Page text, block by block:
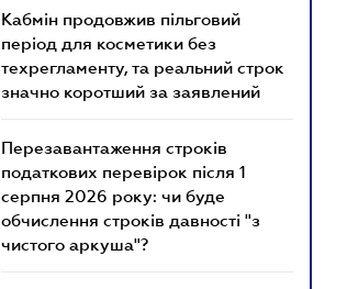
Кабмін продовжив пільговий
період для косметики без
техрегламенту, та реальний строк
значно коротший за заявлений
Перезавантаження строків
податкових перевірок після 1
серпня 2026 року: чи буде
обчислення строків давності "з
чистого аркуша"?